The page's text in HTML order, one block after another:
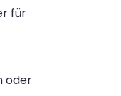
für
oder